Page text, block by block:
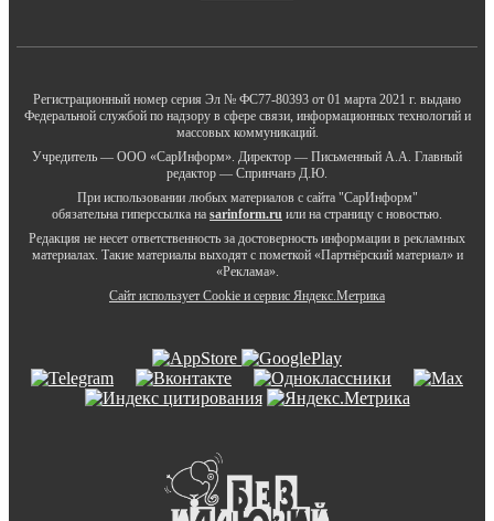
Регистрационный номер серия Эл № ФС77-80393 от 01 марта 2021 г. выдано
Федеральной службой по надзору в сфере связи, информационных технологий и
массовых коммуникаций.
Учредитель — ООО «СарИнформ». Директор — Письменный А.А. Главный
редактор — Спринчанэ Д.Ю.
При использовании любых материалов с сайта "СарИнформ"
обязательна гиперссылка на sarinform.ru или на страницу с новостью.
Редакция не несет ответственность за достоверность информации в рекламных
материалах. Такие материалы выходят с пометкой «Партнёрский материал» и
«Реклама».
Сайт использует Cookie и сервиc Яндекс.Метрика